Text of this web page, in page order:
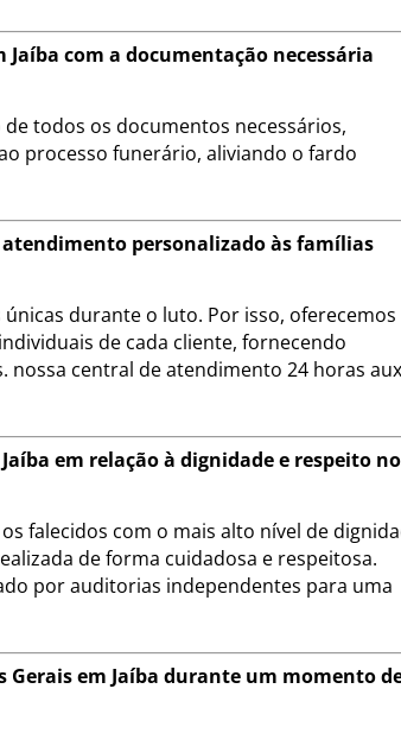
com a documentação necessária
todos os documentos necessários,
processo funerário, aliviando o fardo
personalizado às famílias
durante o luto. Por isso, oferecemos
de cada cliente, fornecendo
central de atendimento 24 horas
em relação à dignidade e respeito no
falecidos com o mais alto nível de
de forma cuidadosa e respeitosa.
por auditorias independentes para uma
Gerais em Jaíba durante um momento